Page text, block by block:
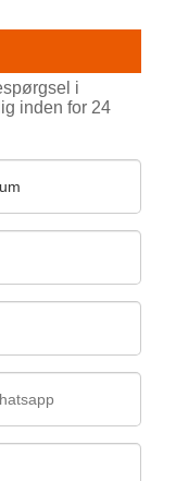
i
inden for 24